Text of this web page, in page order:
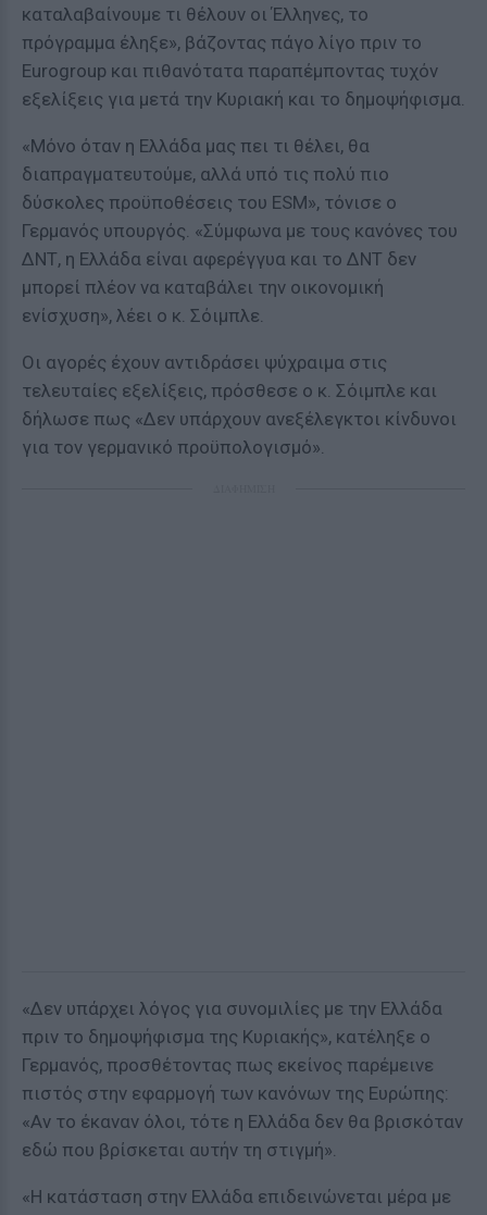
καταλαβαίνουμε τι θέλουν οι Έλληνες, το
πρόγραμμα έληξε», βάζοντας πάγο λίγο πριν το
Eurogroup και πιθανότατα παραπέμποντας τυχόν
εξελίξεις για μετά την Κυριακή και το δημοψήφισμα.
«Μόνο όταν η Ελλάδα μας πει τι θέλει, θα
διαπραγματευτούμε, αλλά υπό τις πολύ πιο
δύσκολες προϋποθέσεις του ESM», τόνισε ο
Γερμανός υπουργός. «Σύμφωνα με τους κανόνες του
ΔΝΤ, η Ελλάδα είναι αφερέγγυα και το ΔΝΤ δεν
μπορεί πλέον να καταβάλει την οικονομική
ενίσχυση», λέει ο κ. Σόιμπλε.
Οι αγορές έχουν αντιδράσει ψύχραιμα στις
τελευταίες εξελίξεις, πρόσθεσε ο κ. Σόιμπλε και
δήλωσε πως «Δεν υπάρχουν ανεξέλεγκτοι κίνδυνοι
για τον γερμανικό προϋπολογισμό».
«Δεν υπάρχει λόγος για συνομιλίες με την Ελλάδα
πριν το δημοψήφισμα της Κυριακής», κατέληξε ο
Γερμανός, προσθέτοντας πως εκείνος παρέμεινε
πιστός στην εφαρμογή των κανόνων της Ευρώπης:
«Αν το έκαναν όλοι, τότε η Ελλάδα δεν θα βρισκόταν
εδώ που βρίσκεται αυτήν τη στιγμή».
«H κατάσταση στην Ελλάδα επιδεινώνεται μέρα με